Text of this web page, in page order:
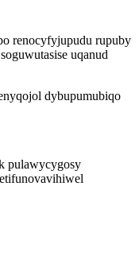
renocyfyjupudu rupuby
uqanud
dybupumubiqo
pulawycygosy